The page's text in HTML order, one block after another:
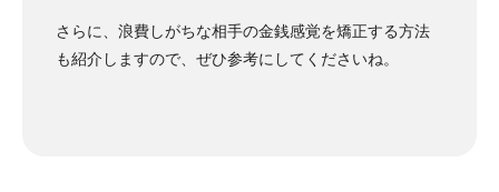
さらに、浪費しがちな相手の金銭感覚を矯正する方法
も紹介しますので、ぜひ参考にしてくださいね。